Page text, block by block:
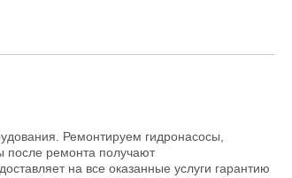
Ремонтируем гидронасосы,
после ремонта получают
на все оказанные услуги гарантию